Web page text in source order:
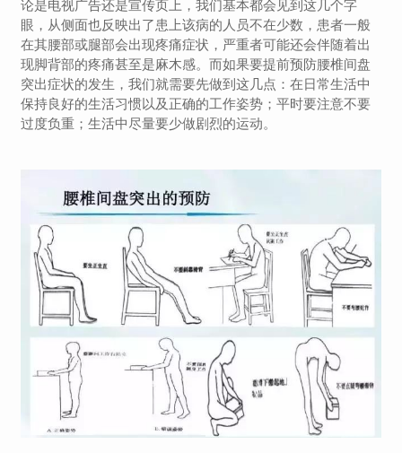
论是电视广告还是宣传页上，我们基本都会见到这几个字
眼，从侧面也反映出了患上该病的人员不在少数，患者一般
在其腰部或腿部会出现疼痛症状，严重者可能还会伴随着出
现脚背部的疼痛甚至是麻木感。而如果要提前预防腰椎间盘
突出症状的发生，我们就需要先做到这几点：在日常生活中
保持良好的生活习惯以及正确的工作姿势；平时要注意不要
过度负重；生活中尽量要少做剧烈的运动。